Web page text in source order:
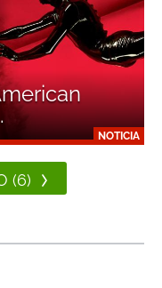
NOTICIA
(6)